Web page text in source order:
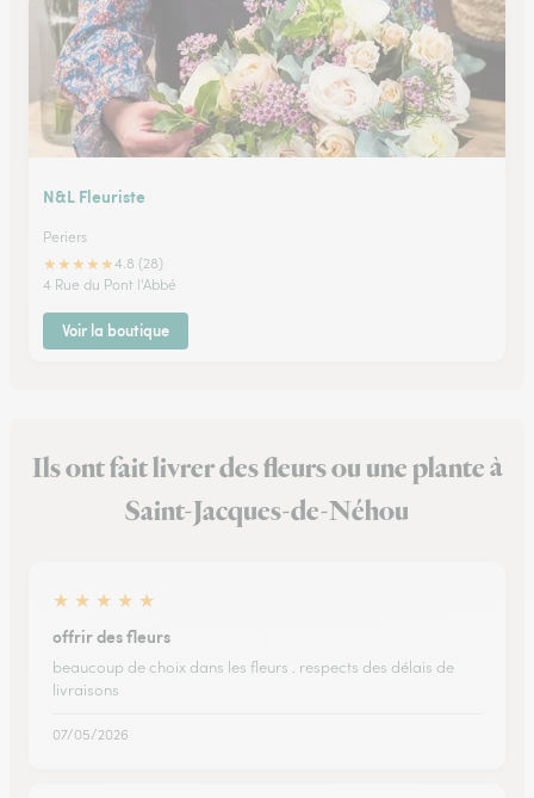
N&L Fleuriste
Periers
★★★★★4.8 (28)
4 Rue du Pont l'Abbé
Voir la boutique
Ils ont fait livrer des fleurs ou une plante à
Saint-Jacques-de-Néhou
★ ★ ★ ★ ★
offrir des fleurs
beaucoup de choix dans les fleurs . respects des délais de
livraisons
07/05/2026